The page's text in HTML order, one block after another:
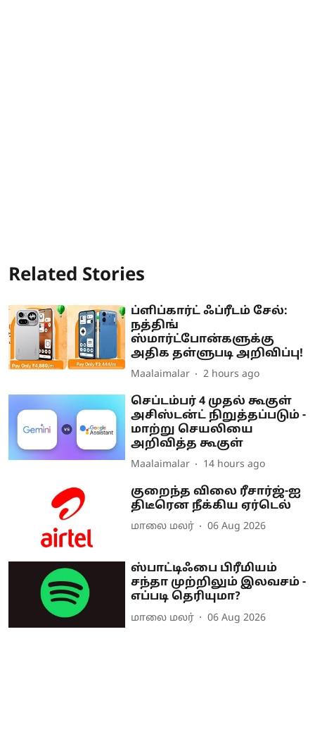
Related Stories
ப்ளிப்கார்ட் ஃப்ரீடம் சேல்:
நத்திங்
ஸ்மார்ட்போன்களுக்கு
அதிக தள்ளுபடி அறிவிப்பு!
Maalaimalar 2 hours ago
செப்டம்பர் 4 முதல் கூகுள்
அசிஸ்டன்ட் நிறுத்தப்படும் -
மாற்று செயலியை
அறிவித்த கூகுள்
Maalaimalar 14 hours ago
குறைந்த விலை ரீசார்ஜ்-ஐ
திடீரென நீக்கிய ஏர்டெல்
மாலை மலர் 06 Aug 2026
ஸ்பாட்டிஃபை பிரீமியம்
சந்தா முற்றிலும் இலவசம் -
எப்படி தெரியுமா?
மாலை மலர் 06 Aug 2026